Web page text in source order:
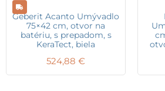
Geberit Acanto Umývadlo
75×42 cm, otvor na
batériu, s prepadom, s
KeraTect, biela
524,88 €